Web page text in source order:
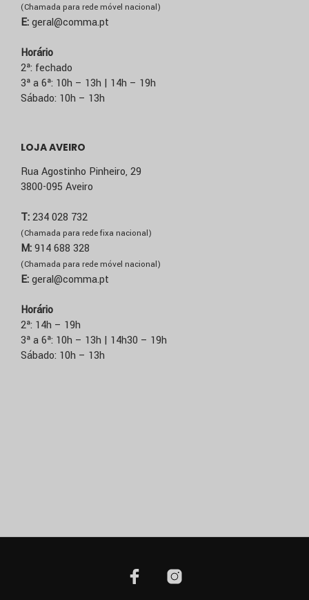
(Chamada para rede móvel nacional)
E:geral@comma.pt
Horário
2ª: fechado
3ª a 6ª: 10h – 13h | 14h – 19h
Sábado: 10h – 13h
LOJA AVEIRO
Rua Agostinho Pinheiro, 29
3800-095 Aveiro
T:234 028 732
(Chamada para rede fixa nacional)
M:914 688 328
(Chamada para rede móvel nacional)
E:geral@comma.pt
Horário
2ª: 14h – 19h
3ª a 6ª: 10h – 13h | 14h30 – 19h
Sábado: 10h – 13h